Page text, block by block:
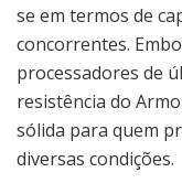
se em termos de
concorrentes.
processadores de
resistência do
sólida para quem
diversas condições.